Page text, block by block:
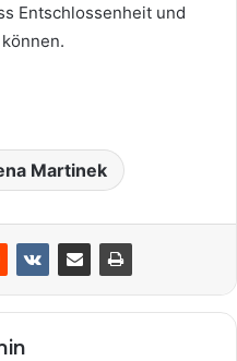
Entschlossenheit und
Martinek